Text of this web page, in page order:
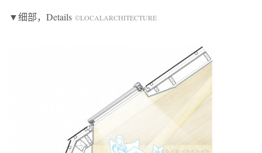
▼细部，Details ©LOCALARCHITECTURE